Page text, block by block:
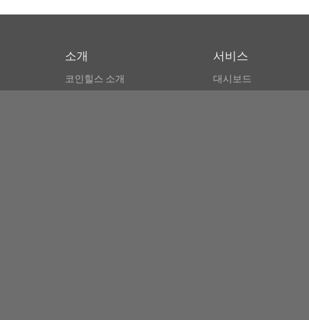
소개
코인힐스 소개
CSPA 인덱스
서비스
대시보드
비트코인 모니터